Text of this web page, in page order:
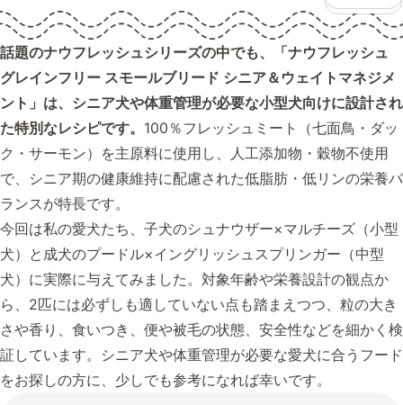
話題のナウフレッシュシリーズの中でも、「ナウフレッシュ
グレインフリー スモールブリード シニア＆ウェイトマネジメ
ント」は、シニア犬や体重管理が必要な小型犬向けに設計され
た特別なレシピです。 100％フレッシュミート（七面鳥・ダッ
ク・サーモン）を主原料に使用し、人工添加物・穀物不使用
で、シニア期の健康維持に配慮された低脂肪・低リンの栄養バ
ランスが特長です。
今回は私の愛犬たち、子犬のシュナウザー×マルチーズ（小型
犬）と成犬のプードル×イングリッシュスプリンガー（中型
犬）に実際に与えてみました。対象年齢や栄養設計の観点か
ら、2匹には必ずしも適していない点も踏まえつつ、粒の大き
さや香り、食いつき、便や被毛の状態、安全性などを細かく検
証しています。シニア犬や体重管理が必要な愛犬に合うフード
をお探しの方に、少しでも参考になれば幸いです。